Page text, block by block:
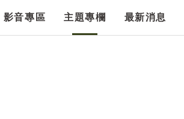
影音專區 主題專欄 最新消息